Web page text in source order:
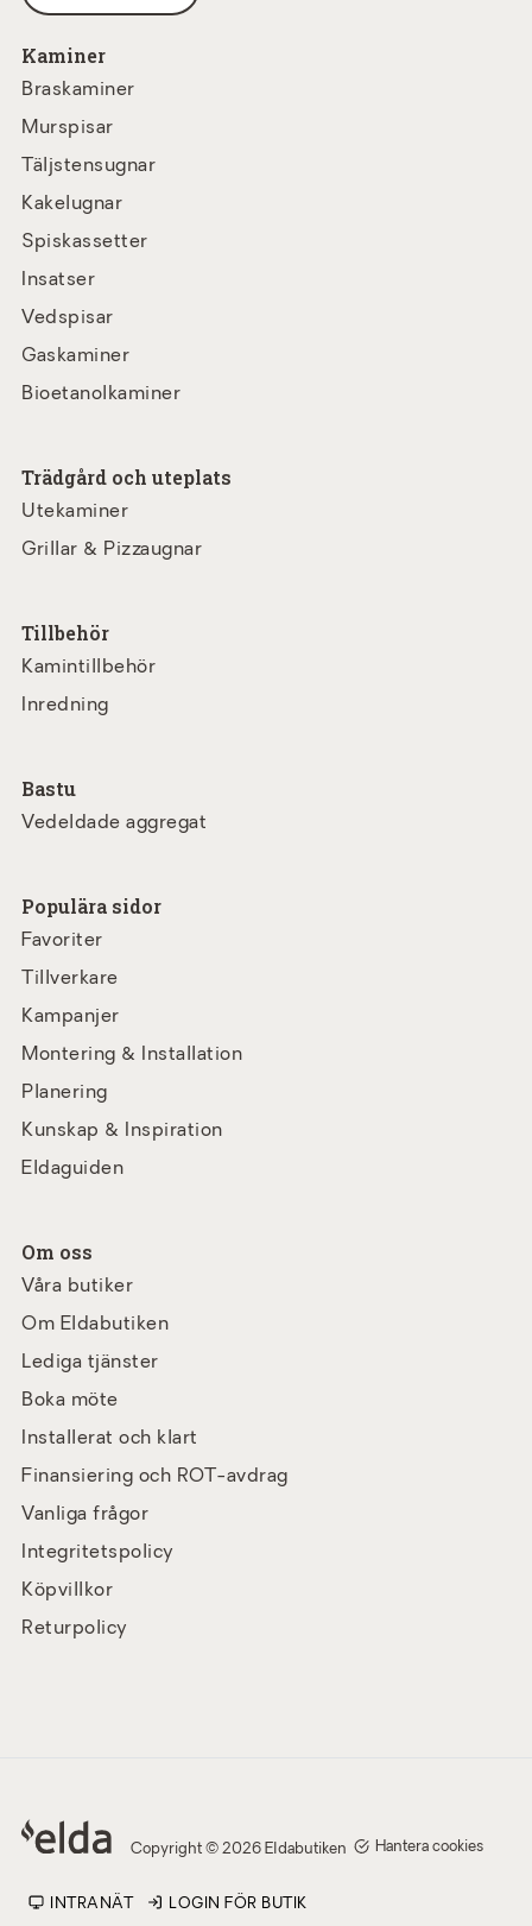
Kaminer
Braskaminer
Murspisar
Täljstensugnar
Kakelugnar
Spiskassetter
Insatser
Vedspisar
Gaskaminer
Bioetanolkaminer
Trädgård och uteplats
Utekaminer
Grillar & Pizzaugnar
Tillbehör
Kamintillbehör
Inredning
Bastu
Vedeldade aggregat
Populära sidor
Favoriter
Tillverkare
Kampanjer
Montering & Installation
Planering
Kunskap & Inspiration
Eldaguiden
Om oss
Våra butiker
Om Eldabutiken
Lediga tjänster
Boka möte
Installerat och klart
Finansiering och ROT-avdrag
Vanliga frågor
Integritetspolicy
Köpvillkor
Returpolicy
Copyright © 2026 Eldabutiken Hantera cookies
INTRANÄT LOGIN FÖR BUTIK